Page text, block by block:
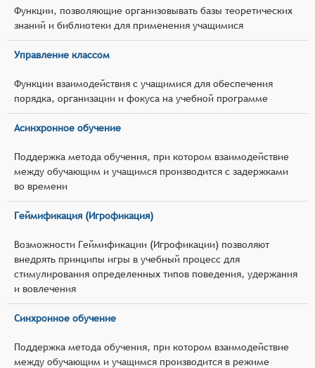
Функции, позволяющие организовывать базы теоретических
знаний и библиотеки для применения учащимися
Управление классом
Функции взаимодействия с учащимися для обеспечения
порядка, организации и фокуса на учебной программе
Асинхронное обучение
Поддержка метода обучения, при котором взаимодействие
между обучающим и учащимся производится с задержками
во времени
Геймификация (Игрофикация)
Возможности Геймификации (Игрофикации) позволяют
внедрять принципы игры в учебный процесс для
стимулирования определенных типов поведения, удержания
и вовлечения
Синхронное обучение
Поддержка метода обучения, при котором взаимодействие
между обучающим и учащимся производится в режиме